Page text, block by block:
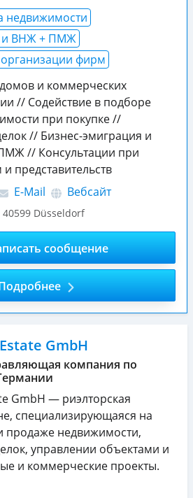
недвижимости
и ВНЖ + ПМЖ
фирм
и коммерческих
// Содействие в подборе
при покупке //
// Бизнес-эмиграция и
// Консультации при
представительств
E-Mail Вебсайт
40599 Düsseldorf
сообщение
GmbH
компания по
GmbH — риэлторская
специализирующаяся на
продаже недвижимости,
управлении объектами и
и коммерческие проекты.